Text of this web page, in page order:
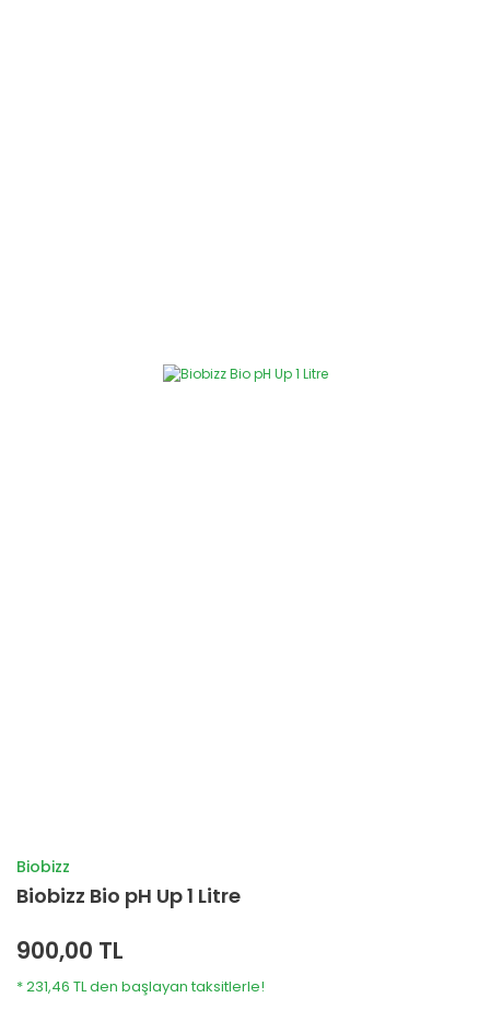
Biobizz
Biobizz Bio pH Up 1 Litre
900,00 TL
* 231,46 TL den başlayan taksitlerle!